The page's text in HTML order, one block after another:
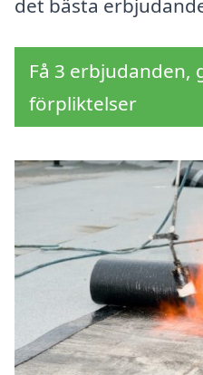
det bästa
Få 3 erbjudanden,
förpliktelser